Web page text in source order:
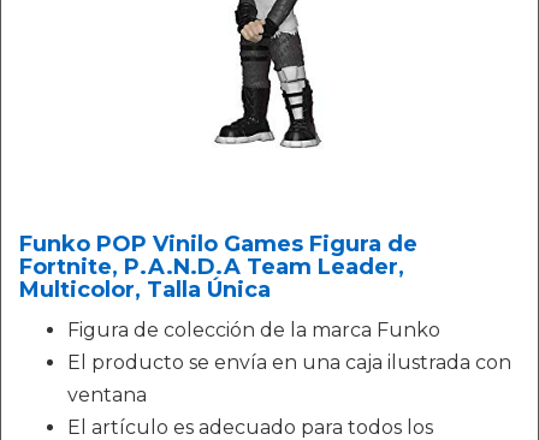
Funko POP Vinilo Games Figura de
Fortnite, P.A.N.D.A Team Leader,
Multicolor, Talla Única
Figura de colección de la marca Funko
El producto se envía en una caja ilustrada con
ventana
El artículo es adecuado para todos los